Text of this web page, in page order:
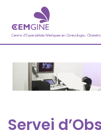
Servei